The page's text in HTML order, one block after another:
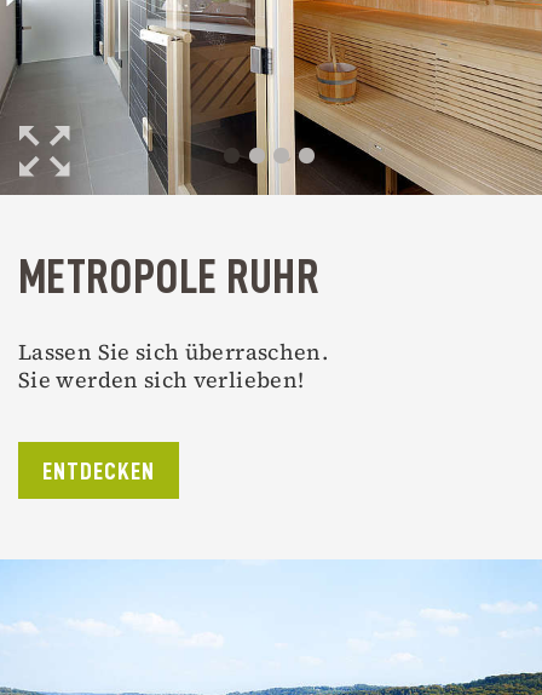
METROPOLE RUHR
Lassen Sie sich überraschen.
Sie werden sich verlieben!
ENTDECKEN